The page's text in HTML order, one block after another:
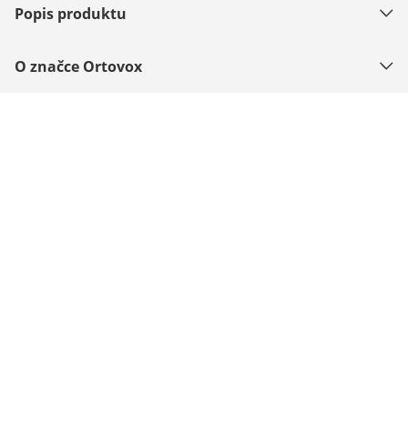
Popis produktu
O značce Ortovox